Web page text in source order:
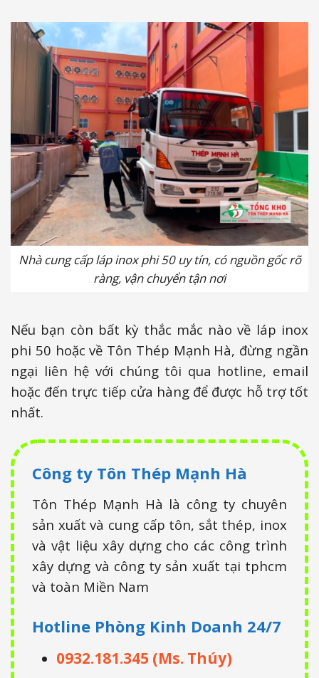
Nhà cung cấp láp inox phi 50 uy tín, có nguồn gốc rõ
ràng, vận chuyển tận nơi
Nếu bạn còn bất kỳ thắc mắc nào về láp inox
phi 50 hoặc về Tôn Thép Mạnh Hà, đừng ngần
ngại liên hệ với chúng tôi qua hotline, email
hoặc đến trực tiếp cửa hàng để được hỗ trợ tốt
nhất.
Công ty Tôn Thép Mạnh Hà
Tôn Thép Mạnh Hà là công ty chuyên
sản xuất và cung cấp tôn, sắt thép, inox
và vật liệu xây dựng cho các công trình
xây dựng và công ty sản xuất tại tphcm
và toàn Miền Nam
Hotline Phòng Kinh Doanh 24/7
0932.181.345 (Ms. Thúy)